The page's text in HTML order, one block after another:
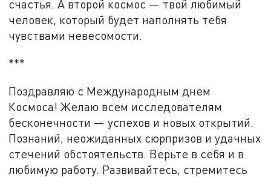
счастья. А второй космос — твой любимый
человек, который будет наполнять тебя
чувствами невесомости.
***
Поздравляю с Международным днем
Космоса! Желаю всем исследователям
бесконечности — успехов и новых открытий.
Познаний, неожиданных сюрпризов и удачных
стечений обстоятельств. Верьте в себя и в
любимую работу. Развивайтесь, стремитесь